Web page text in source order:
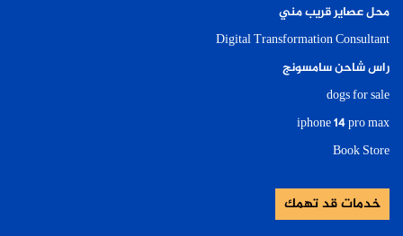
محل عصاير قريب مني
Digital Transformation Consultant
راس شاحن سامسونج
dogs for sale
iphone 14 pro max
Book Store
خدمات قد تهمك